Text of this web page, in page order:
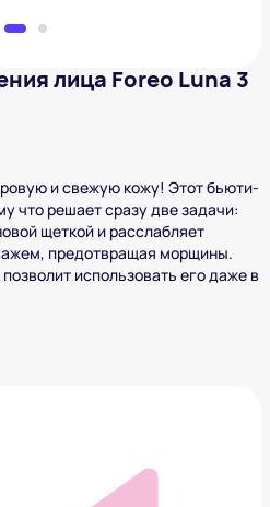
лица Foreo Luna 3
и свежую кожу! Этот бьюти-
что решает сразу две задачи:
щеткой и расслабляет
предотвращая морщины.
использовать его даже в